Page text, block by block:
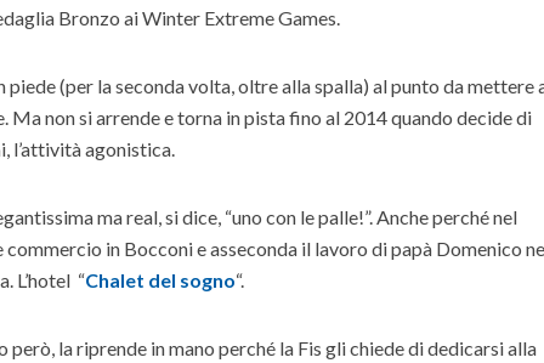
Bronzo ai Winter Extreme Games.
piede (per la seconda volta, oltre alla spalla) al punto da mettere
Ma non si arrende e torna in pista fino al 2014 quando decide di
l’attività agonistica.
ma real, si dice, “uno con le palle!”. Anche perché nel
in Bocconi e asseconda il lavoro di papà Domenico
L’hotel “Chalet del sogno“.
però, la riprende in mano perché la Fis gli chiede di dedicarsi alla